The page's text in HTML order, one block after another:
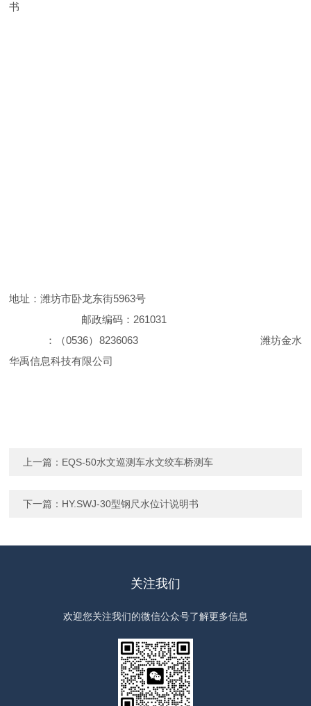
书
地址：潍坊市卧龙东街5963号
邮政编码：261031
：（0536） 8236063 潍坊金水
华禹信息科技有限公司
上一篇： EQS-50水文巡测车水文绞车桥测车
下一篇： HY.SWJ-30型钢尺水位计说明书
关注我们
欢迎您关注我们的微信公众号了解更多信息